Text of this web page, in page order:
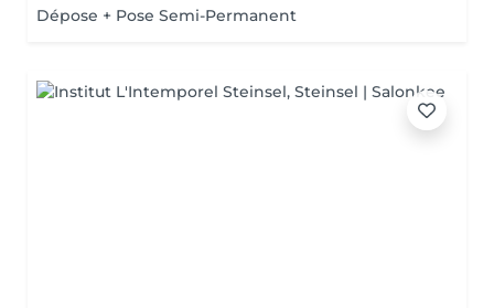
Dépose + Pose Semi-Permanent